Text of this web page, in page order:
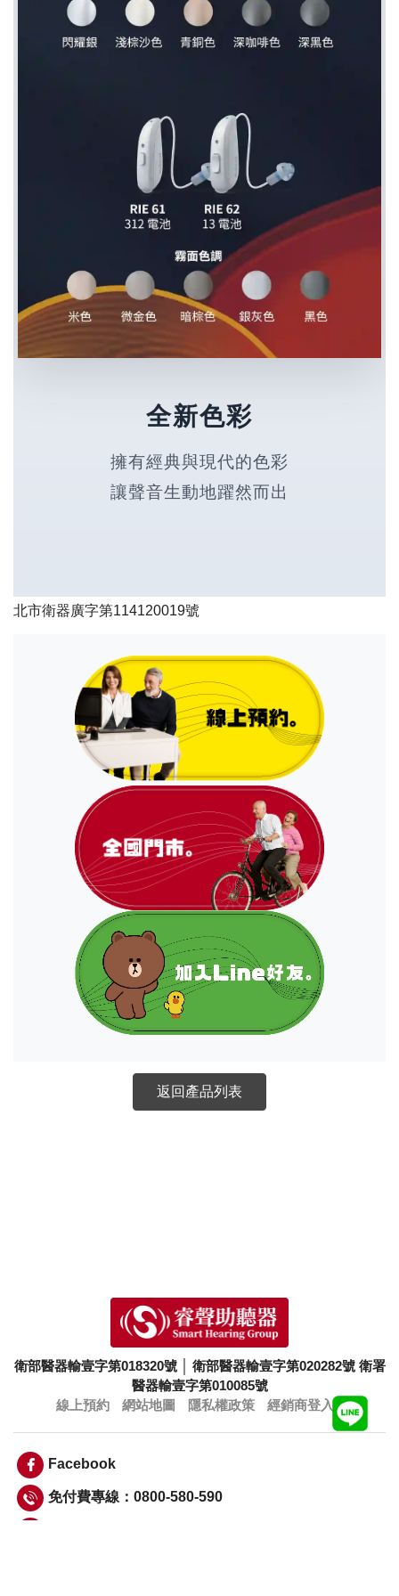
全新色彩
擁有經典與現代的色彩
讓聲音生動地躍然而出
北市衛器廣字第114120019號
返回產品列表
衛部醫器輸壹字第018320號 衛部醫器輸壹字第020282號 衛署
醫器輸壹字第010085號
線上預約
網站地圖 隱私權政策 經銷商登入
Facebook
免付費專線：0800-580-590